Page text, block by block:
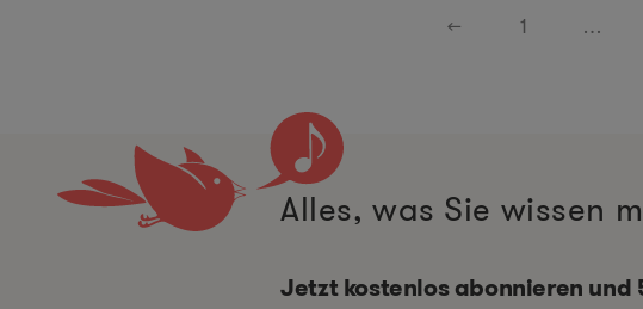
← 1 …
Alles, was Sie wissen
Jetzt kostenlos abonnieren und